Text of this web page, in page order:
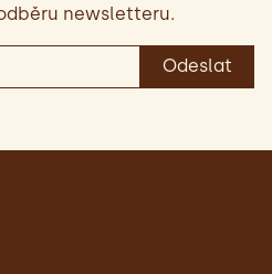
newsletteru.